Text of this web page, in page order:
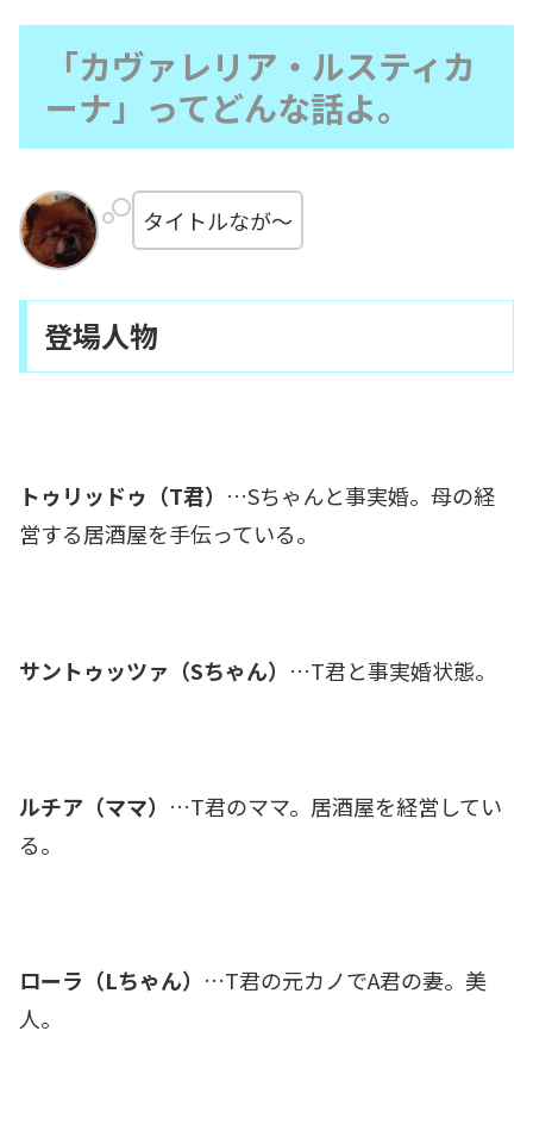
「カヴァレリア・ルスティカ
ーナ」ってどんな話よ。
タイトルなが～
登場人物
トゥリッドゥ（T君） …Sちゃんと事実婚。母の経
営する居酒屋を手伝っている。
サントゥッツァ（Sちゃん） …T君と事実婚状態。
ルチア（ママ） …T君のママ。居酒屋を経営してい
る。
ローラ（Lちゃん） …T君の元カノでA君の妻。美
人。